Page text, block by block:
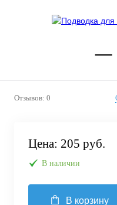
Отзывов: 0
Цена: 205 руб.
В наличии
В корзину